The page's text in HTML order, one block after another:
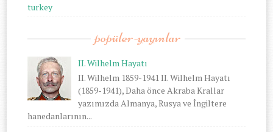
turkey
popüler-yayınlar
II. Wilhelm Hayatı
II. Wilhelm 1859-1941 II. Wilhelm Hayatı
(1859-1941), Daha önce Akraba Krallar
yazımızda Almanya, Rusya ve İngiltere
hanedanlarının...